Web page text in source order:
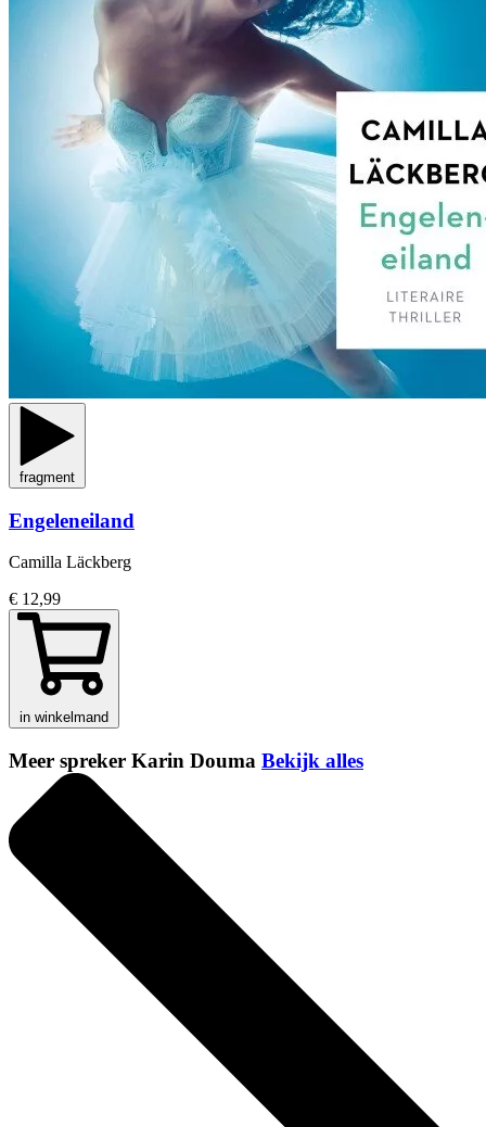
fragment
Engeleneiland
Camilla Läckberg
€ 12,99
in winkelmand
Meer spreker Karin Douma Bekijk alles